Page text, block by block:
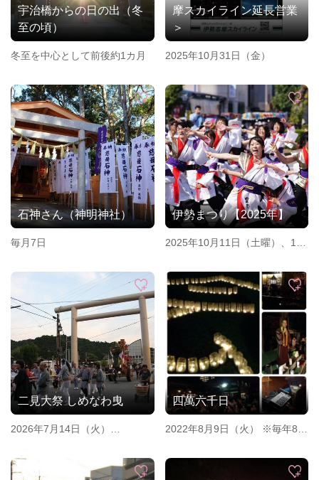
宇治橋からの日の出（冬
至の頃）
冬至を中心として前後約1カ月
摩スカイライン延長営業
＞
2025年10月31日（金）
石神さん（神明神社）
毎月7日
伊勢まつり【2025年】
2025年10月11日（土曜）、10
二見大祭 しめなわ曳
2026年7月14日（火）
日(水)に延期します。
※毎年7月14日
四萬六千日
2022年8月9日（火） ※毎年8月